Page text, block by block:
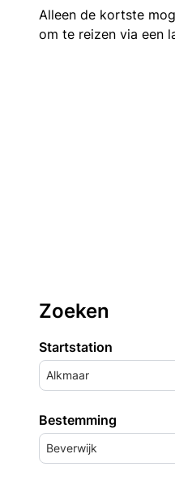
Alleen de kortste
om te reizen via een
Zoeken
Startstation
Alkmaar
Bestemming
Beverwijk